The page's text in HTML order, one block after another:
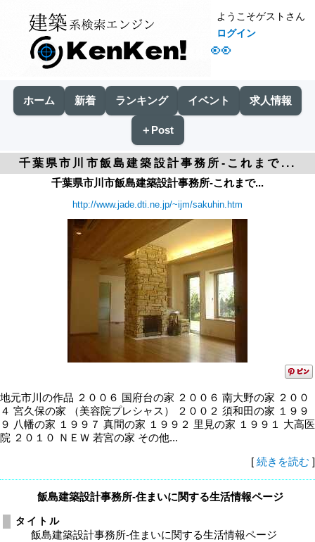
👀
ようこそゲストさん
ログイン
ホーム 新着 ランキング イベント 求人情報
＋Post
千葉県市川市飯島建築設計事務所-これまで...
千葉県市川市飯島建築設計事務所-これまで...
http://www.jade.dti.ne.jp/~ijm/sakuhin.htm
地元市川の作品 ２００６ 国府台の家 ２００６ 南大野の家 ２００
４ 宮久保の家 （美容院プレシャス） ２００２ 須和田の家 １９９
９ 八幡の家 １９９７ 真間の家 １９９２ 里見の家 １９９１ 大高医
院 ２０１０ ＮＥＷ 若宮の家 その他...
[ 続きを読む ]
飯島建築設計事務所-住まいに関する生活情報ページ
タイトル
飯島建築設計事務所-住まいに関する生活情報ページ